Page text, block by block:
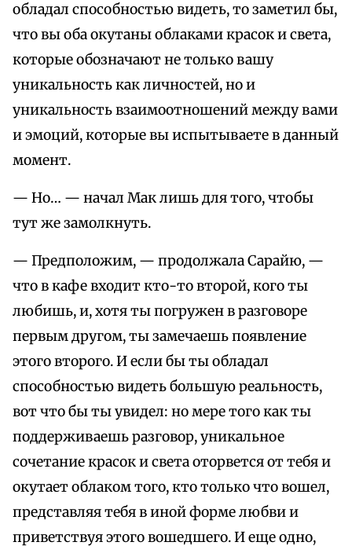
обладал способностью видеть, то заметил бы,
что вы оба окутаны облаками красок и света,
которые обозначают не только вашу
уникальность как личностей, но и
уникальность взаимоотношений между вами
и эмоций, которые вы испытываете в данный
момент.
— Но… — начал Мак лишь для того, чтобы
тут же замолкнуть.
— Предположим, — продолжала Сарайю, —
что в кафе входит кто-то второй, кого ты
любишь, и, хотя ты погружен в разговоре
первым другом, ты замечаешь появление
этого второго. И если бы ты обладал
способностью видеть большую реальность,
вот что бы ты увидел: но мере того как ты
поддерживаешь разговор, уникальное
сочетание красок и света оторвется от тебя и
окутает облаком того, кто только что вошел,
представляя тебя в иной форме любви и
приветствуя этого вошедшего. И еще одно,